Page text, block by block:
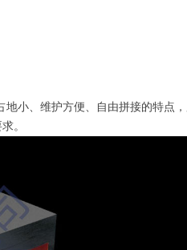
小、维护方便、自由拼接的特点
。